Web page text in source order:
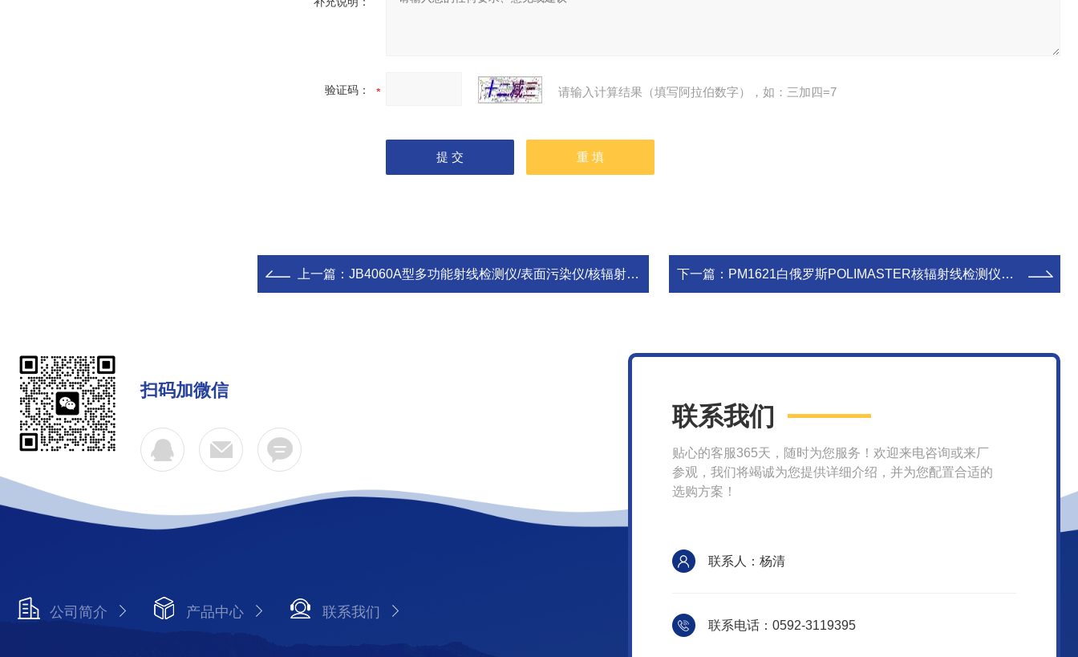
验证码： 请输入计算结果（填写阿拉伯数字），如：三加四=7
上一篇： JB4060A型多功能射线检测仪/表面污染仪/核辐射测量仪 下一篇： PM1621白俄罗斯POLIMASTER核辐射线检测仪个人辐射剂量计
扫码加微信
公司简介 产品中心 联系我们
联系我们
贴心的客服365天，随时为您服务！欢迎来电咨询或来厂
参观，我们将竭诚为您提供详细介绍，并为您配置合适的
选购方案！
联系人：杨清
联系电话：0592-3119395